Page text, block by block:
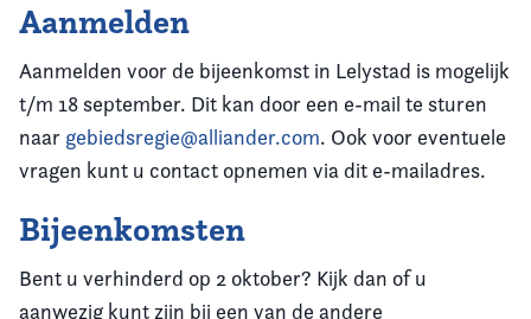
Aanmelden
Aanmelden voor de bijeenkomst in Lelystad is mogelijk
t/m 18 september. Dit kan door een e-mail te sturen
naar gebiedsregie@alliander.com. Ook voor eventuele
vragen kunt u contact opnemen via dit e-mailadres.
Bijeenkomsten
Bent u verhinderd op 2 oktober? Kijk dan of u
aanwezig kunt zijn bij een van de andere